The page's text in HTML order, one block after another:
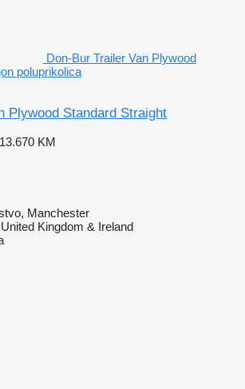
Don-Bur Trailer Van Plywood
poluprikolica
Plywood Standard Straight
KM
Manchester
Kingdom & Ireland